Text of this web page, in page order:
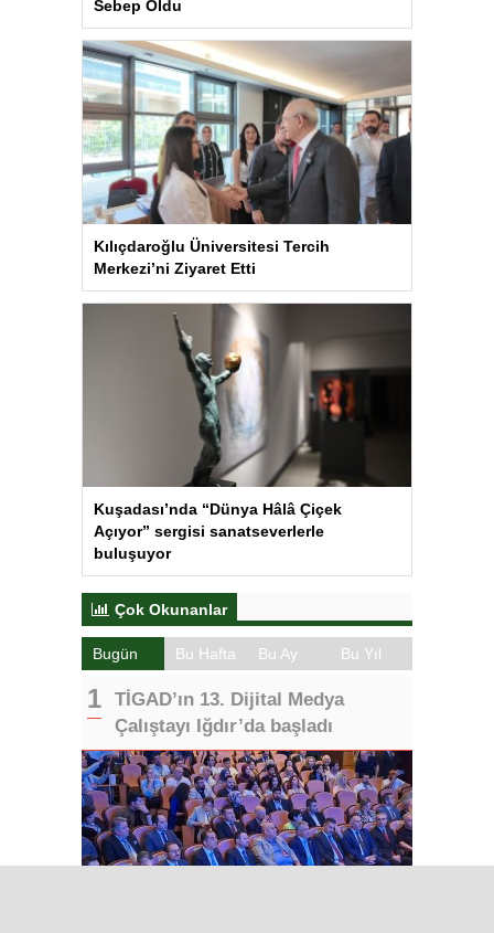
Sebep Oldu
Kılıçdaroğlu Üniversitesi Tercih
Merkezi’ni Ziyaret Etti
Kuşadası’nda “Dünya Hâlâ Çiçek
Açıyor” sergisi sanatseverlerle
buluşuyor
Çok Okunanlar
Bugün Bu Hafta Bu Ay Bu Yıl
TİGAD’ın 13. Dijital Medya
Çalıştayı Iğdır’da başladı